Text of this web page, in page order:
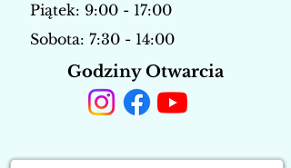
Piątek: 9:00 - 17:00
Sobota: 7:30 - 14:00
Godziny Otwarcia